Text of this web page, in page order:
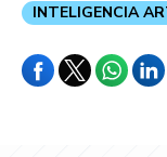
INTELIGENCIA